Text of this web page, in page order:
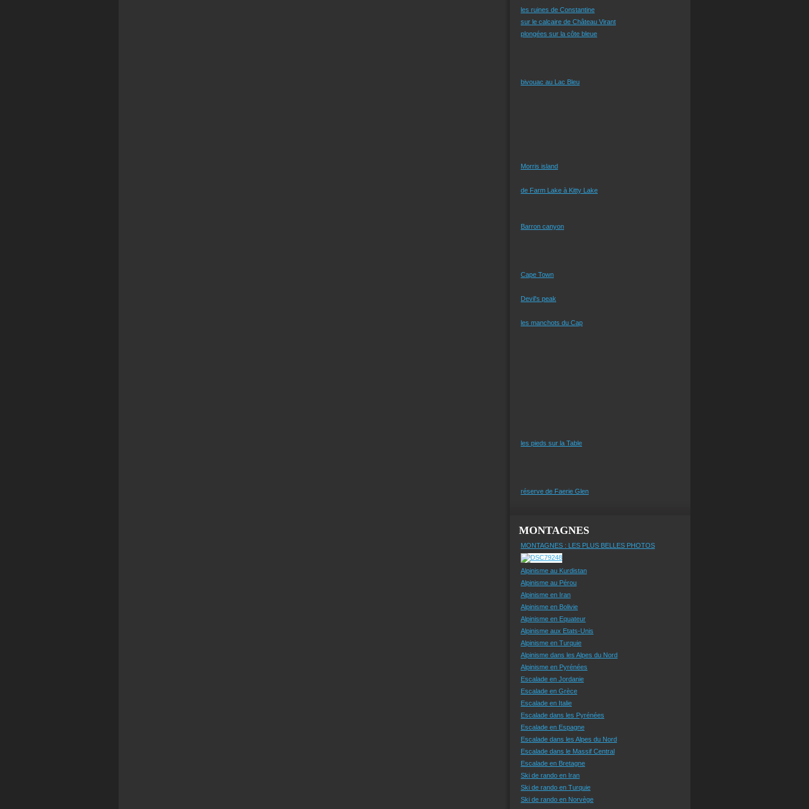
les ruines de Constantine
sur le calcaire de Château Virant
plongées sur la côte bleue
bivouac au Lac Bleu
Morris island
de Farm Lake à Kitty Lake
Barron canyon
Cape Town
Devil's peak
les manchots du Cap
les pieds sur la Table
réserve de Faerie Glen
MONTAGNES
MONTAGNES : LES PLUS BELLES PHOTOS
Alpinisme au Kurdistan
Alpinisme au Pérou
Alpinisme en Iran
Alpinisme en Bolivie
Alpinisme en Equateur
Alpinisme aux Etats-Unis
Alpinisme en Turquie
Alpinisme dans les Alpes du Nord
Alpinisme en Pyrénées
Escalade en Jordanie
Escalade en Grèce
Escalade en Italie
Escalade dans les Pyrénées
Escalade en Espagne
Escalade dans les Alpes du Nord
Escalade dans le Massif Central
Escalade en Bretagne
Ski de rando en Iran
Ski de rando en Turquie
Ski de rando en Norvège